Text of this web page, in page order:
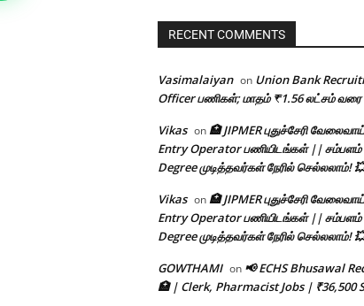
RECENT COMMENTS
Vasimalaiyan on Union Bank
Officer பணிகள்; மாதம் ₹1.56 லட்சம் வரை
Vikas on🏥 JIPMER புதுச்சேரி
Entry Operator பணியிடங்கள் ||
Degree முடித்தவர்கள் நேரில் செல்லலாம்!
Vikas on🏥 JIPMER புதுச்சேரி
Entry Operator பணியிடங்கள் ||
Degree முடித்தவர்கள் நேரில் செல்லலாம்!
GOWTHAMI on 📢 ECHS Bhusawal
🏥 | Clerk, Pharmacist Jobs | ₹36,500